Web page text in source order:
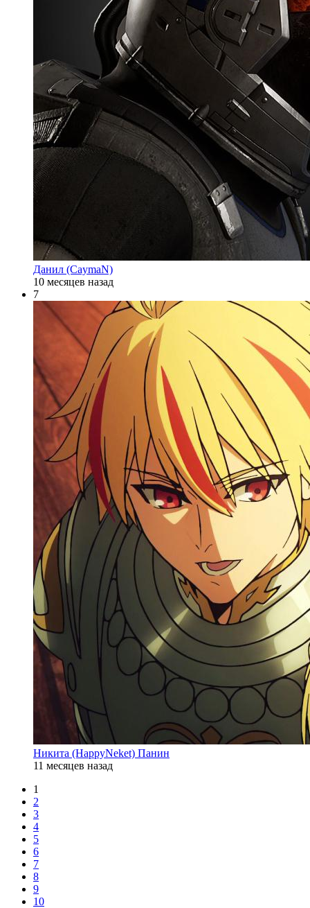
Данил (CaymaN)
10 месяцев назад
7
Никита (HappyNeket) Панин
11 месяцев назад
1
2
3
4
5
6
7
8
9
10